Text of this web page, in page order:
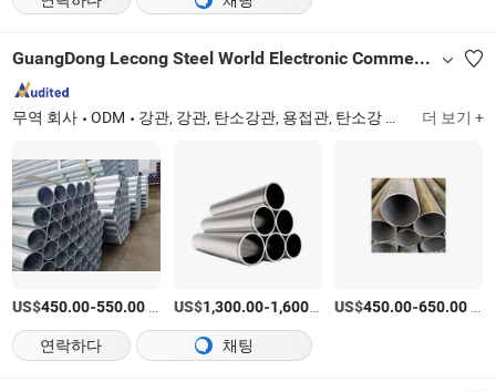
GuangDong Lecong Steel World Electronic Commerce Co., Ltd.
무역 회사 ODM 강관, 강관, 탄소강관, 용접관, 탄소강 프로파일, 아연 도금관, 스테인리스강관, 스테인리스강 튜브, 탄소강 튜브 더 보기 +
US$450.00-550.00 US$1,300.00-1,600.00 /티
US$450.00-650.00
연락하다
채팅